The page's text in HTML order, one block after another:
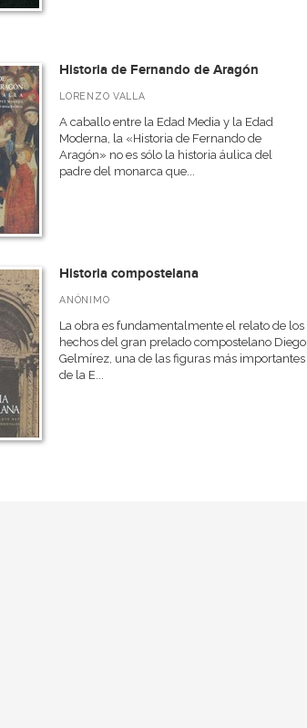
Historia de Fernando de Aragón
LORENZO VALLA
A caballo entre la Edad Media y la Edad
Moderna, la «Historia de Fernando de
Aragón» no es sólo la historia áulica del
padre del monarca que...
Historia compostelana
ANÓNIMO
La obra es fundamentalmente el relato de los
hechos del gran prelado compostelano Diego
Gelmírez, una de las figuras más importantes
de la E...